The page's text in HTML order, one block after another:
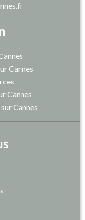
Cannes
Cannes
Cannes